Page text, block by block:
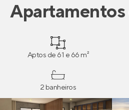
Apartamentos
Aptos de 61 e 66 m²
2 banheiros